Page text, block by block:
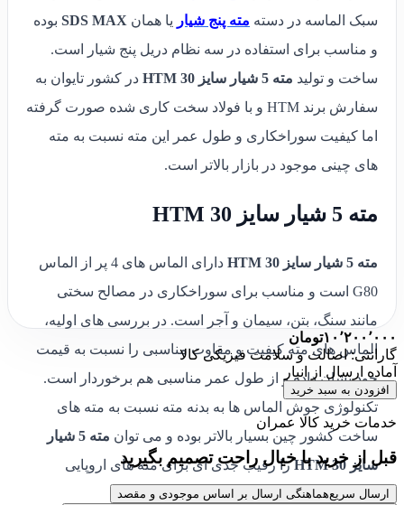
سبک الماسه در دسته مته پنج شیار یا همان SDS MAX بوده
و مناسب برای استفاده در سه نظام دریل پنج شیار است.
ساخت و تولید مته 5 شیار سایز 30 HTM
در کشور تایوان به
سفارش برند HTM و با فولاد سخت کاری شده صورت گرفته
اما کیفیت سوراخکاری و طول عمر این مته نسبت به مته
های چینی موجود در بازار بالاتر است.
مته 5 شیار سایز 30 HTM
مته 5 شیار سایز 30 HTM
دارای الماس های 4 پر از الماس
G80 است و مناسب برای سوراخکاری در مصالح سختی
مانند سنگ، بتن، سیمان و آجر است. در بررسی های اولیه،
الماس های مته کیفیت و مقاوت مناسبی را نسبت به قیمت
خود نشان داده و از طول عمر مناسبی هم برخوردار است.
تکنولوژی جوش الماس ها به بدنه مته نسبت به مته های
ساخت کشور چین بسیار بالاتر بوده و می توان
مته 5 شیار
سایز 30 HTM
را رقیب جدی ای برای مته های اروپایی
موجود در بازار دانست.
۱۰٬۲۰۰٬۰۰۰تومان
گارانتی: اصالت و سلامت فیزیکی کالا
آماده ارسال از انبار
افزودن به سبد خرید
خدمات خرید کالا عمران
قبل از خرید با خیال راحت تصمیم بگیرید
ارسال سریعهماهنگی ارسال بر اساس موجودی و مقصد